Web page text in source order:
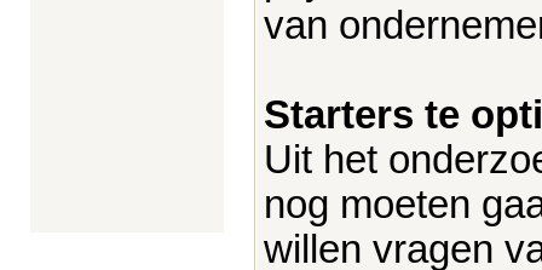
van
Starters te
Uit het
nog moeten
willen vragen